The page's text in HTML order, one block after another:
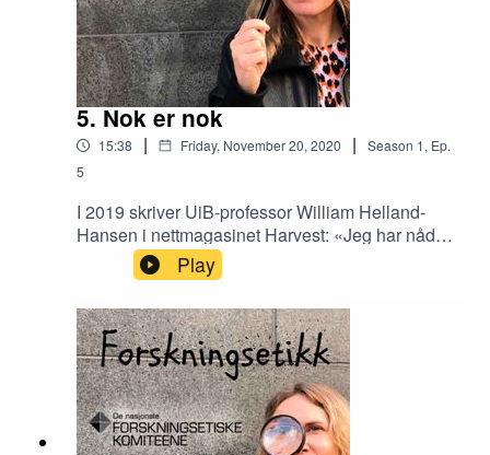
5. Nok er nok
15:38 | Friday, November 20, 2020 | Season 1, Ep.
5
I 2019 skriver UiB-professor William Helland-
Hansen i nettmagasinet Harvest: «Jeg har nådd
grensen for hva som er etisk forsvarlig forskning.
Nok er nok.» Hør Helland-Hansen fortelle sin
historie, om dilemmaer en forsker kan oppleve
når forskningsresultatene hans kan brukes til så
mangt. Medvirkende: William Helland-Hansen,
Universitetet i Bergen og Ingrid S. Torp,
kommunikasjonsrådgiver i De nasjonale
forskningsetiske komiteeneMusikk: «Surprise
Cake» by «Clipdad» at clipdad.com
Play